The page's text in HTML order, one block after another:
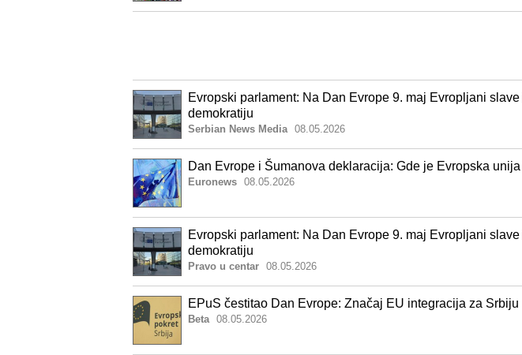
Evropski parlament: Na Dan Evrope 9. maj Evropljani
demokratiju
Serbian News Media 08.05.2026
Dan Evrope i Šumanova deklaracija: Gde je Evropska
Euronews 08.05.2026
Evropski parlament: Na Dan Evrope 9. maj Evropljani
demokratiju
Pravo u centar 08.05.2026
EPuS čestitao Dan Evrope: Značaj EU integracija za Srbiju
Beta 08.05.2026